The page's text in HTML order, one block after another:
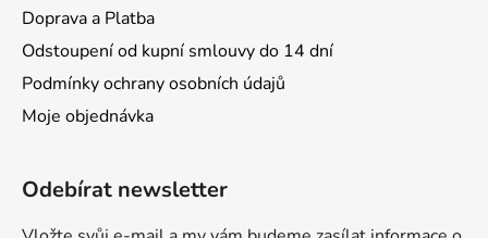
Doprava a Platba
Odstoupení od kupní smlouvy do 14 dní
Podmínky ochrany osobních údajů
Moje objednávka
Odebírat newsletter